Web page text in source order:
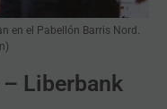
en el Pabellón Barris Nord.
– Liberbank